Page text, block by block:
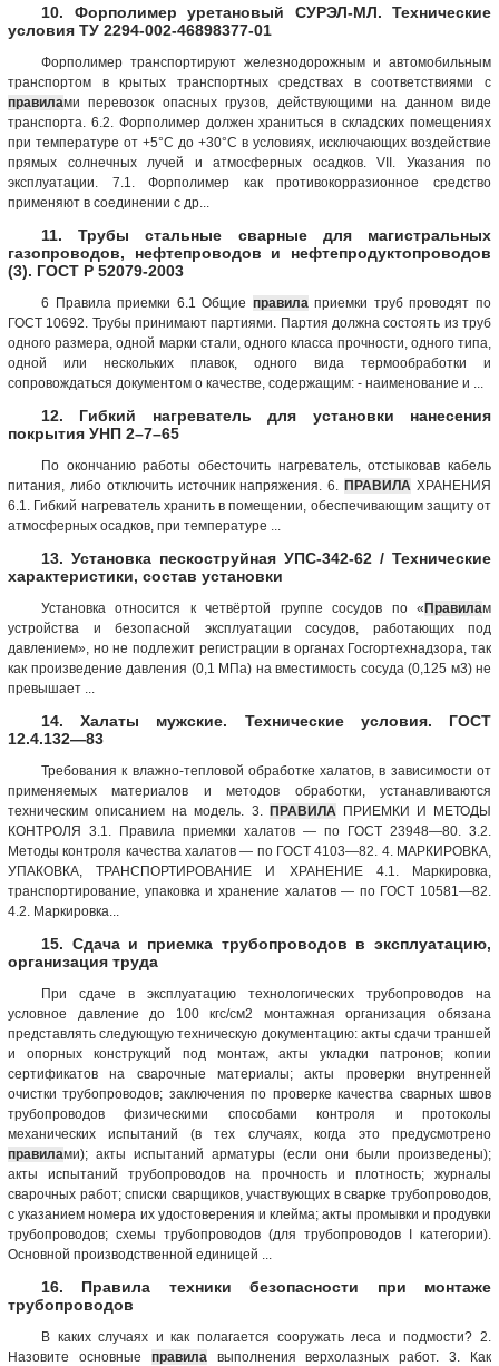
10. Форполимер уретановый СУРЭЛ-МЛ. Технические
условия ТУ 2294-002-46898377-01
Форполимер транспортируют железнодорожным и автомобильным
транспортом в крытых транспортных средствах в соответствиями с
правилами перевозок опасных грузов, действующими на данном виде
транспорта. 6.2. Форполимер должен храниться в складских помещениях
при температуре от +5°С до +30°С в условиях, исключающих воздействие
прямых солнечных лучей и атмосферных осадков. VII. Указания по
эксплуатации. 7.1. Форполимер как противокорразионное средство
применяют в соединении с др...
11. Трубы стальные сварные для магистральных
газопроводов, нефтепроводов и нефтепродуктопроводов
(3). ГОСТ Р 52079-2003
6 Правила приемки 6.1 Общие правила приемки труб проводят по
ГОСТ 10692. Трубы принимают партиями. Партия должна состоять из труб
одного размера, одной марки стали, одного класса прочности, одного типа,
одной или нескольких плавок, одного вида термообработки и
сопровождаться документом о качестве, содержащим: - наименование и ...
12. Гибкий нагреватель для установки нанесения
покрытия УНП 2–7–65
По окончанию работы обесточить нагреватель, отстыковав кабель
питания, либо отключить источник напряжения. 6.ПРАВИЛА ХРАНЕНИЯ
6.1. Гибкий нагреватель хранить в помещении, обеспечивающим защиту от
атмосферных осадков, при температуре ...
13. Установка пескоструйная УПС-342-62 / Технические
характеристики, состав установки
Установка относится к четвёртой группе сосудов по «Правилам
устройства и безопасной эксплуатации сосудов, работающих под
давлением», но не подлежит регистрации в органах Госгортехнадзора, так
как произведение давления (0,1 МПа) на вместимость сосуда (0,125 м3) не
превышает ...
14. Халаты мужские. Технические условия. ГОСТ
12.4.132—83
Требования к влажно-тепловой обработке халатов, в зависимости от
применяемых материалов и методов обработки, устанавливаются
техническим описанием на модель. 3. ПРАВИЛА ПРИЕМКИ И МЕТОДЫ
КОНТРОЛЯ 3.1. Правила приемки халатов — по ГОСТ 23948—80. 3.2.
Методы контроля качества халатов — по ГОСТ 4103—82. 4. МАРКИРОВКА,
УПАКОВКА, ТРАНСПОРТИРОВАНИЕ И ХРАНЕНИЕ 4.1. Маркировка,
транспортирование, упаковка и хранение халатов — по ГОСТ 10581—82.
4.2. Маркировка...
15. Сдача и приемка трубопроводов в эксплуатацию,
организация труда
При сдаче в эксплуатацию технологических трубопроводов на
условное давление до 100 кгс/см2 монтажная организация обязана
представлять следующую техническую документацию: акты сдачи траншей
и опорных конструкций под монтаж, акты укладки патронов; копии
сертификатов на сварочные материалы; акты проверки внутренней
очистки трубопроводов; заключения по проверке качества сварных швов
трубопроводов физическими способами контроля и протоколы
механических испытаний (в тех случаях, когда это предусмотрено
правилами); акты испытаний арматуры (если они были произведены);
акты испытаний трубопроводов на прочность и плотность; журналы
сварочных работ; списки сварщиков, участвующих в сварке трубопроводов,
с указанием номера их удостоверения и клейма; акты промывки и продувки
трубопроводов; схемы трубопроводов (для трубопроводов I категории).
Основной производственной единицей ...
16. Правила техники безопасности при монтаже
трубопроводов
В каких случаях и как полагается сооружать леса и подмости? 2.
Назовите основные правила выполнения верхолазных работ. 3. Как